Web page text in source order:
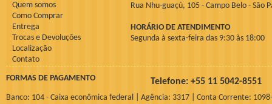
Rua Nhu-guaçú, 105 - Campo Belo - São
HORÁRIO DE ATENDIMENTO
Segunda à sexta-feira das 9:30 às 18:00
Quem somos
Como Comprar
Entrega
Trocas e Devoluções
Localização
Contato
FORMAS DE PAGAMENTO
Banco: 104 - Caixa econômica federal | Agência: 3317 | Conta Corrente:
Telefone: +55 11 5042-